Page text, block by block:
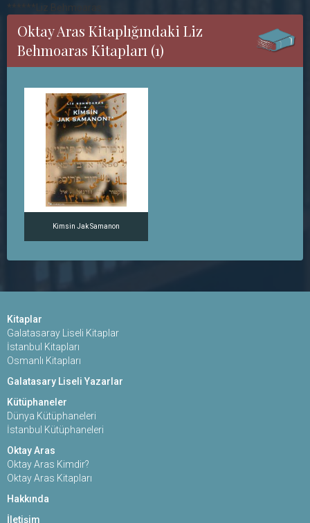
******Liz Behmoaras
Oktay Aras Kitaplığındaki Liz
Behmoaras Kitapları (1)
Kimsin Jak Samanon
Kitaplar
Galatasaray Liseli Kitaplar
İstanbul Kitapları
Osmanlı Kitapları
Galatasary Liseli Yazarlar
Kütüphaneler
Dünya Kütüphaneleri
İstanbul Kütüphaneleri
Oktay Aras
Oktay Aras Kimdir?
Oktay Aras Kitapları
Hakkında
İletişim